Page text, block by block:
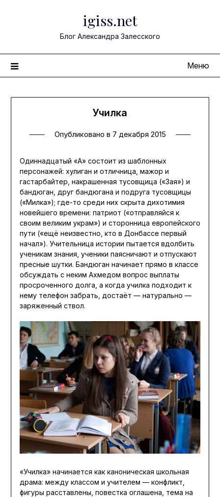
igiss.net
Блог Александра Залесского
Меню
Училка
Опубликовано в 7 декабря 2015
Одиннадцатый «А» состоит из шаблонных
персонажей: хулиган и отличница, мажор и
гастарбайтер, накрашенная тусовщица («Зая») и
бандюган, друг бандюгана и подруга тусовщицы
(«Милка»); где-то среди них скрыта дихотимия
новейшего времени: патриот («отправляйся к
своим великим украм») и сторонница европейского
пути («ещё неизвестно, кто в Донбассе первый
начал»). Учительница истории пытается вдолбить
ученикам знания, ученики паясничают и отпускают
пресные шутки. Бандюган начинает прямо в классе
обсуждать с неким Ахмедом вопрос выплаты
просроченного долга, а когда училка подходит к
нему телефон забрать, достаёт — натурально —
заряженный ствол.
«Училка» начинается как каноническая школьная
драма: между классом и учителем — конфликт,
фигуры расставлены, повестка оглашена, тема на